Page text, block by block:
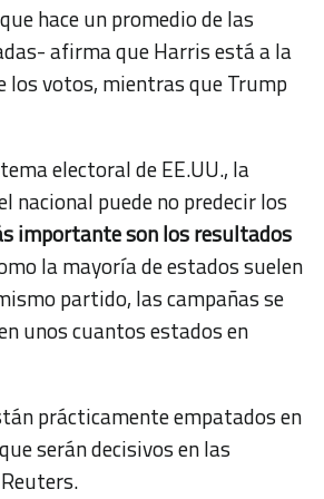
hace unpromedio de las
- afirma que Harris está a la
los votos, mientras que Trump
electoral de EE.UU., la
nacional puede no predecir los
importante son los resultados
la mayoría de estados suelen
partido, las campañas se
unos cuantos estados en
prácticamente empatados en
serán decisivos en las